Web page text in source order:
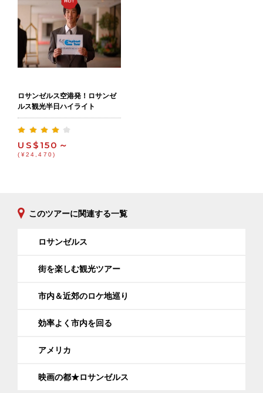
ロサンゼルス空港発！ロサンゼ
ルス観光半日ハイライト
US$150～
(¥24,470)
このツアーに関連する一覧
ロサンゼルス
街を楽しむ観光ツアー
市内＆近郊のロケ地巡り
効率よく市内を回る
アメリカ
映画の都★ロサンゼルス